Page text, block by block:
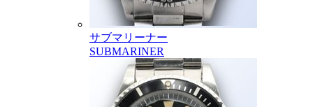
サブマリーナー
SUBMARINER